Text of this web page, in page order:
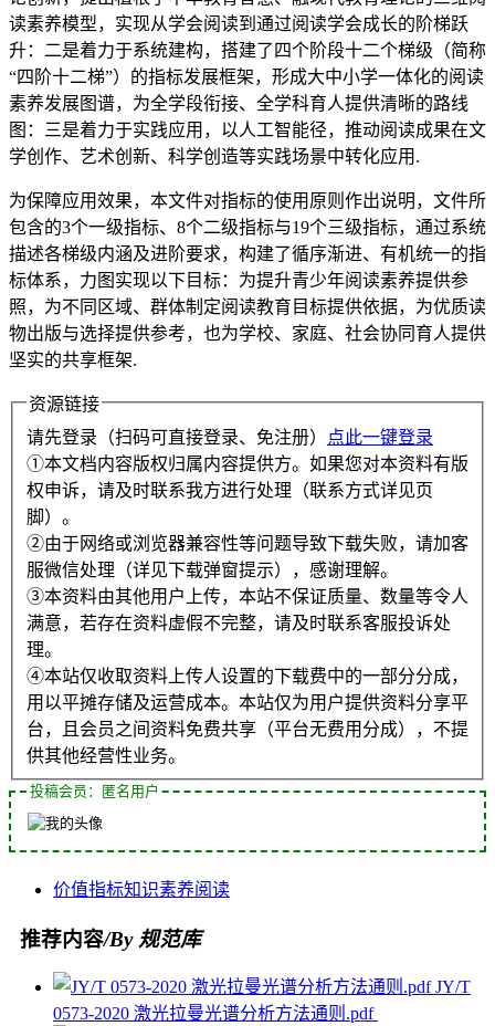
读素养模型，实现从学会阅读到通过阅读学会成长的阶梯跃
升：二是着力于系统建构，搭建了四个阶段十二个梯级（简称
“四阶十二梯”）的指标发展框架，形成大中小学一体化的阅读
素养发展图谱，为全学段衔接、全学科育人提供清晰的路线
图：三是着力于实践应用，以人工智能径，推动阅读成果在文
学创作、艺术创新、科学创造等实践场景中转化应用.
为保障应用效果，本文件对指标的使用原则作出说明，文件所
包含的3个一级指标、8个二级指标与19个三级指标，通过系统
描述各梯级内涵及进阶要求，构建了循序渐进、有机统一的指
标体系，力图实现以下目标：为提升青少年阅读素养提供参
照，为不同区域、群体制定阅读教育目标提供依据，为优质读
物出版与选择提供参考，也为学校、家庭、社会协同育人提供
坚实的共享框架.
资源链接
请先登录（扫码可直接登录、免注册）
点此一键登录
①本文档内容版权归属内容提供方。如果您对本资料有版
权申诉，请及时联系我方进行处理（联系方式详见页
脚）。
②由于网络或浏览器兼容性等问题导致下载失败，请加客
服微信处理（详见下载弹窗提示），感谢理解。
③本资料由其他用户上传，本站不保证质量、数量等令人
满意，若存在资料虚假不完整，请及时联系客服投诉处
理。
④本站仅收取资料上传人设置的下载费中的一部分分成，
用以平摊存储及运营成本。本站仅为用户提供资料分享平
台，且会员之间资料免费共享（平台无费用分成），不提
供其他经营性业务。
投稿会员：匿名用户
价值指标知识素养阅读
推荐内容/By 规范库
JY/T
0573-2020 激光拉曼光谱分析方法通则.pdf